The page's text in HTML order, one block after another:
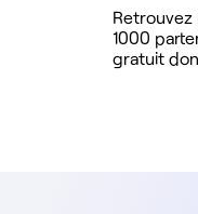
1000
gratuit